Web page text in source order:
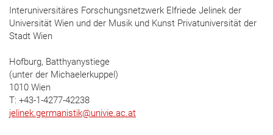
Interuniversitäres Forschungsnetzwerk Elfriede Jelinek der
Universität Wien und der Musik und Kunst Privatuniversität der
Stadt Wien
Hofburg, Batthyanystiege
(unter der Michaelerkuppel)
1010 Wien
T: +43-1-4277-42238
jelinek.germanistik@univie.ac.at